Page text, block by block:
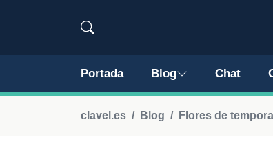
Portada Blog Chat
clavel.es Blog Flores de